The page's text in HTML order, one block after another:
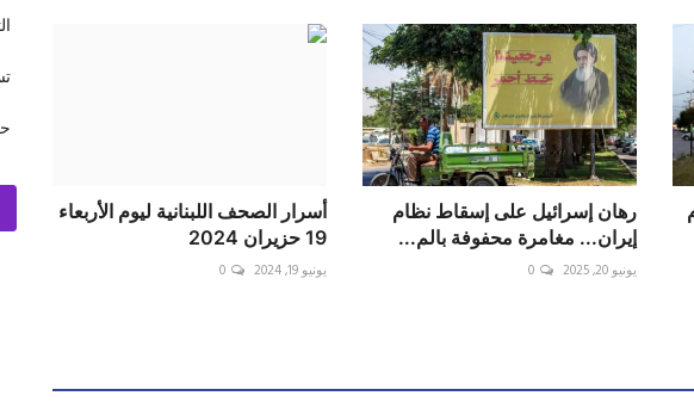
رهان إسرائيل على إسقاط نظام
إيران... مغامرة محفوفة بالم...
يونيو 20, 2025 0
أسرار الصحف اللبنانية ليوم الأربعاء
19 حزيران 2024
يونيو 19, 2024 0